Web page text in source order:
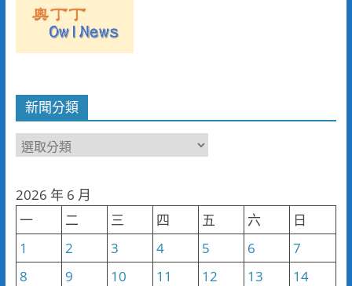
新聞分類
新
類
2026 年 6 月
一
二 三 四 五 六
日
1
2 3 4 5 6
7
8
9 10 11 12 13
14